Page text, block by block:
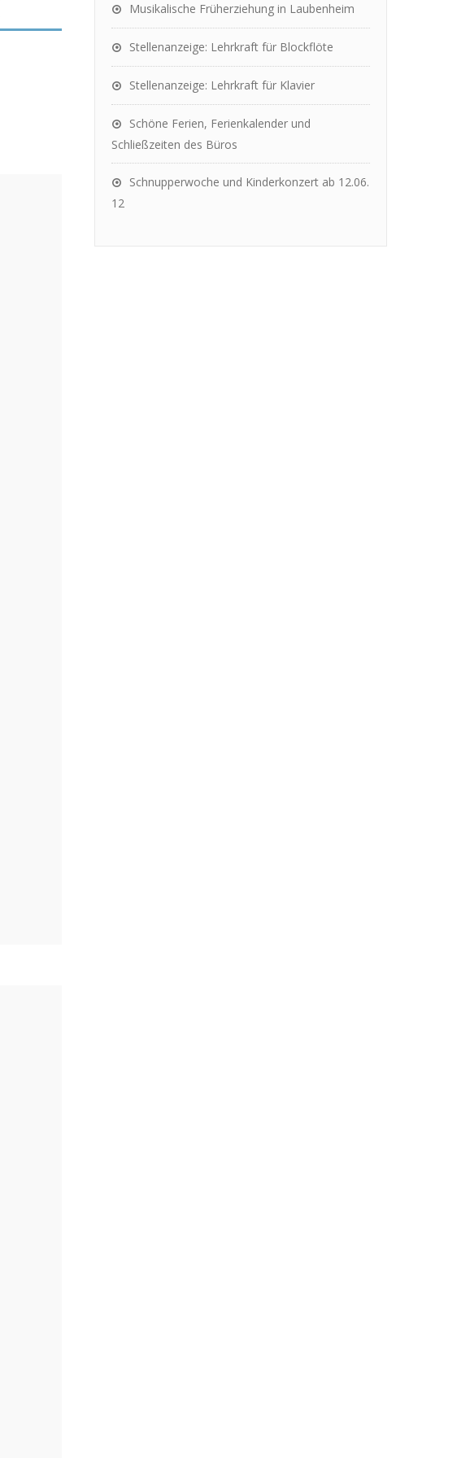
Musikalische Früherziehung in Laubenheim
Stellenanzeige: Lehrkraft für Blockflöte
Stellenanzeige: Lehrkraft für Klavier
Schöne Ferien, Ferienkalender und
Schließzeiten des Büros
Schnupperwoche und Kinderkonzert ab 12.06.
12